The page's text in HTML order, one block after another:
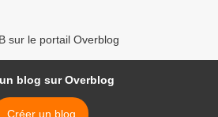
sur le portail Overblog
blog sur Overblog
Créer un blog